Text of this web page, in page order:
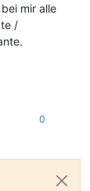
mir alle
/
0